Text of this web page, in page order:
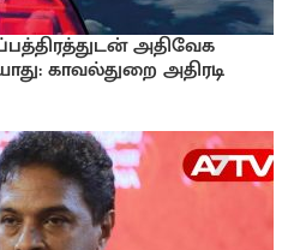
அதிவேக
காவல்துறை அதிரடி